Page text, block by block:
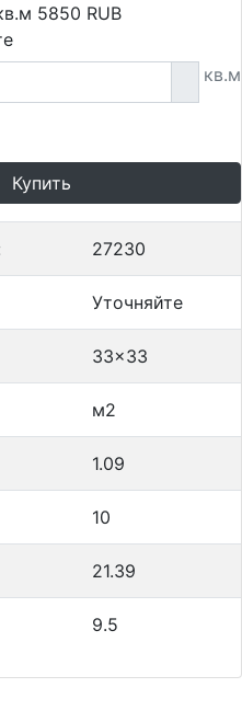
5850 RUB
кв.м
Купить
27230
Уточняйте
33x33
м2
1.09
10
21.39
9.5